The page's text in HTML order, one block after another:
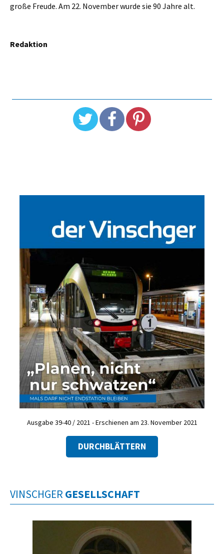
große Freude. Am 22. November wurde sie 90 Jahre alt.
Redaktion
Ausgabe 39-40 / 2021 - Erschienen am 23. November 2021
DURCHBLÄTTERN
VINSCHGER GESELLSCHAFT